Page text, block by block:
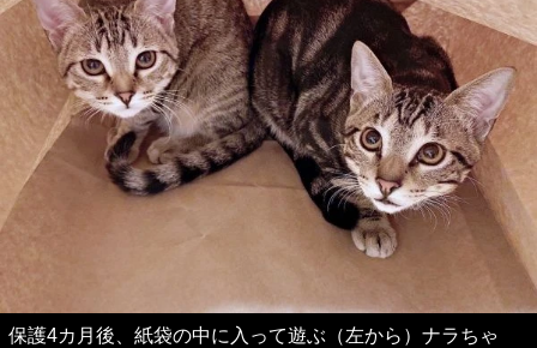
保護4カ月後、紙袋の中に入って遊ぶ（左から）ナラちゃ